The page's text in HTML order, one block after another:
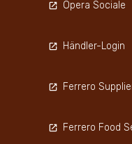
Opera Sociale
Händler-Login
Ferrero
Ferrero Food